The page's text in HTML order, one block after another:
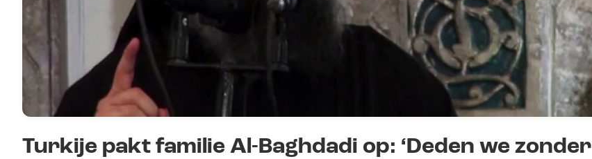
Turkije pakt familie Al-Baghdadi op: ‘Deden we zonder